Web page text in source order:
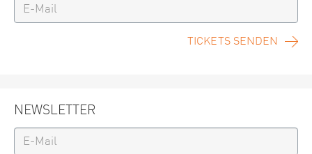
TICKETS SENDEN
NEWSLETTER